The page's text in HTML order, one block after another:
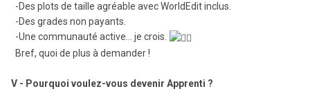
-Des plots de taille agréable avec WorldEdit inclus.
-Des grades non payants.
-Une communauté active... je crois.
Bref, quoi de plus à demander !
V - Pourquoi voulez-vous devenir Apprenti ?